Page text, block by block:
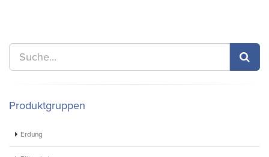
Produktgruppen
Erdung